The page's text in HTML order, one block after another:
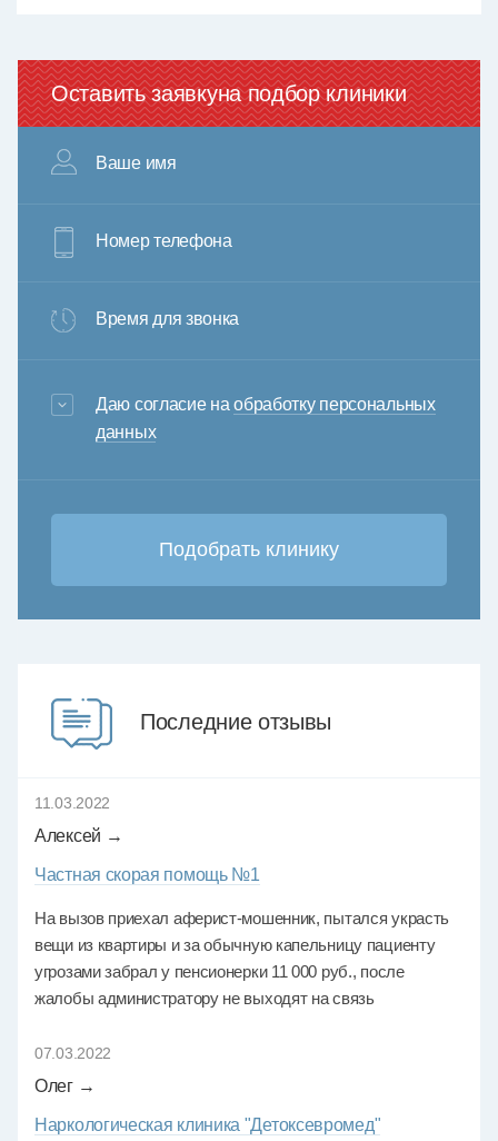
Оставить заявкуна подбор клиники
Ваше имя
Номер телефона
Время для звонка
3+6=
Даю согласие наобработку персональных
данных
Последние отзывы
11.03.2022
Алексей →
Частная скорая помощь №1
На вызов приехал аферист-мошенник, пытался украсть
вещи из квартиры и за обычную капельницу пациенту
угрозами забрал у пенсионерки 11 000 руб., после
жалобы администратору не выходят на связь
07.03.2022
Олег →
Наркологическая клиника "Детоксевромед"